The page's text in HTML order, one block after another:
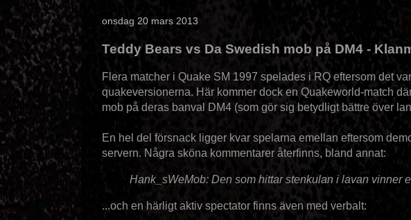
onsdag 20 mars 2013
Teddy Bears vs Da Swedish mob på DM4 -
Flera matcher i Quake SM 1997 spelades i RQ eftersom det
quakeversionerna. Här kommer dock en Quakeworld-match
mob på deras banval DM4 (som gör sig betydligt bättre över
En hel del försnack ligger kvar spelarna emellan eftersom
servern. Några sköna kommentarer återfinns, bland annat:
Hank_sWeMob: Den som hittar stenkulan i lavan vinner
...och en härligt aktiv spectator finns även med verbalt: